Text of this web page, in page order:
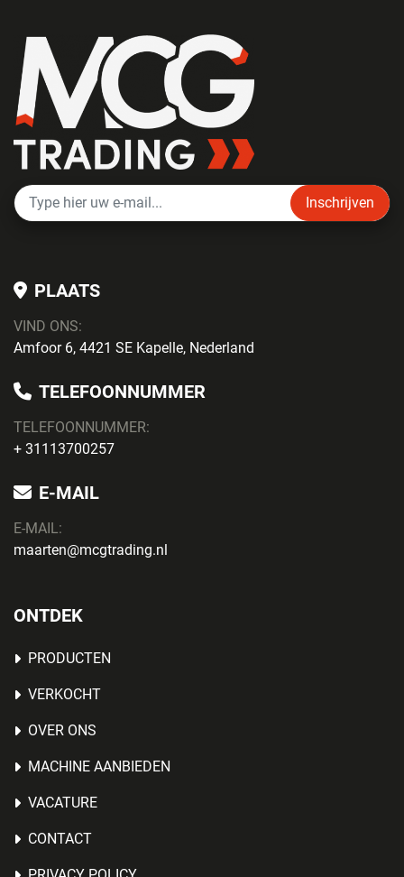
Inschrijven
PLAATS
VIND ONS:
Amfoor 6, 4421 SE Kapelle, Nederland
TELEFOONNUMMER
TELEFOONNUMMER:
+ 31113700257
E-MAIL
E-MAIL:
maarten@mcgtrading.nl
ONTDEK
PRODUCTEN
VERKOCHT
OVER ONS
MACHINE AANBIEDEN
VACATURE
CONTACT